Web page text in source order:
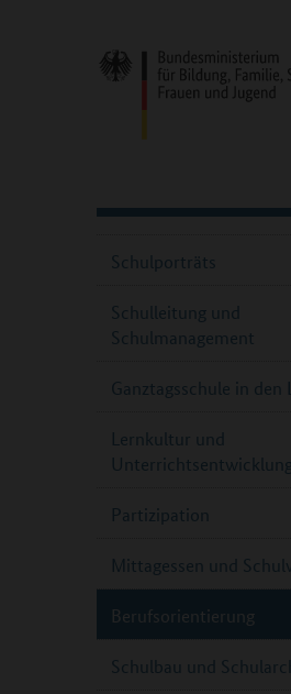
Schulporträts
Schulleitung und
Schulmanagement
Ganztagsschule in den
Lernkultur und
Partizipation
Mittagessen und
Berufsorientierung
Schulbau und